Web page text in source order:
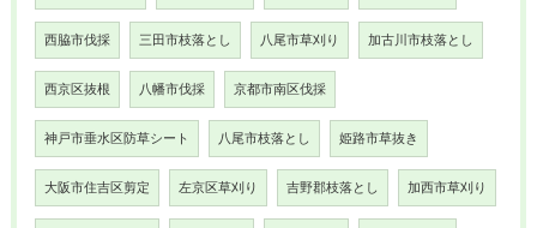
西脇市伐採 三田市枝落とし 八尾市草刈り 加古川市枝落とし
西京区抜根 八幡市伐採 京都市南区伐採
神戸市垂水区防草シート 八尾市枝落とし 姫路市草抜き
大阪市住吉区剪定 左京区草刈り 吉野郡枝落とし 加西市草刈り